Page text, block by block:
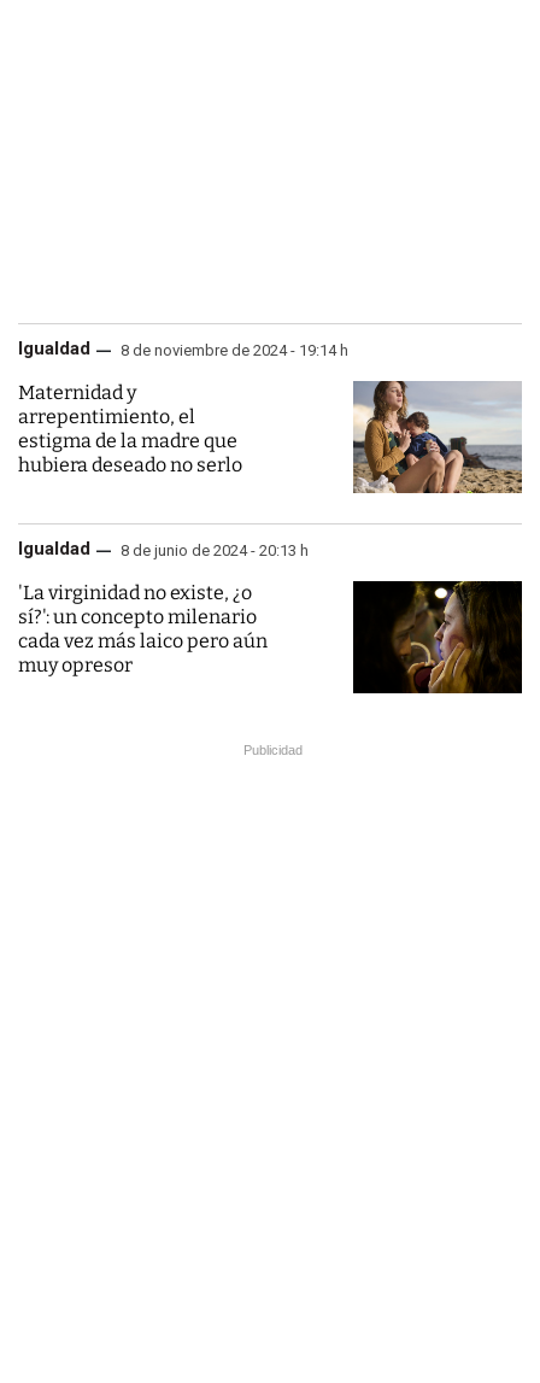
Igualdad 8 de noviembre de 2024 - 19:14 h
Maternidad y
arrepentimiento, el
estigma de la madre que
hubiera deseado no serlo
Igualdad 8 de junio de 2024 - 20:13 h
'La virginidad no existe, ¿o
sí?': un concepto milenario
cada vez más laico pero aún
muy opresor
Publicidad